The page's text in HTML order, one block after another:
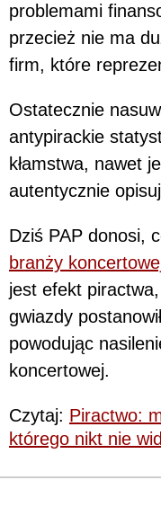
problemami
przecież nie ma
firm, które
Ostatecznie
antypirackie
kłamstwa, nawet
autentycznie
Dziś PAP donosi,
branży
jest efekt
gwiazdy
powodując
koncertowej.
Czytaj: Piractwo:
którego nikt nie